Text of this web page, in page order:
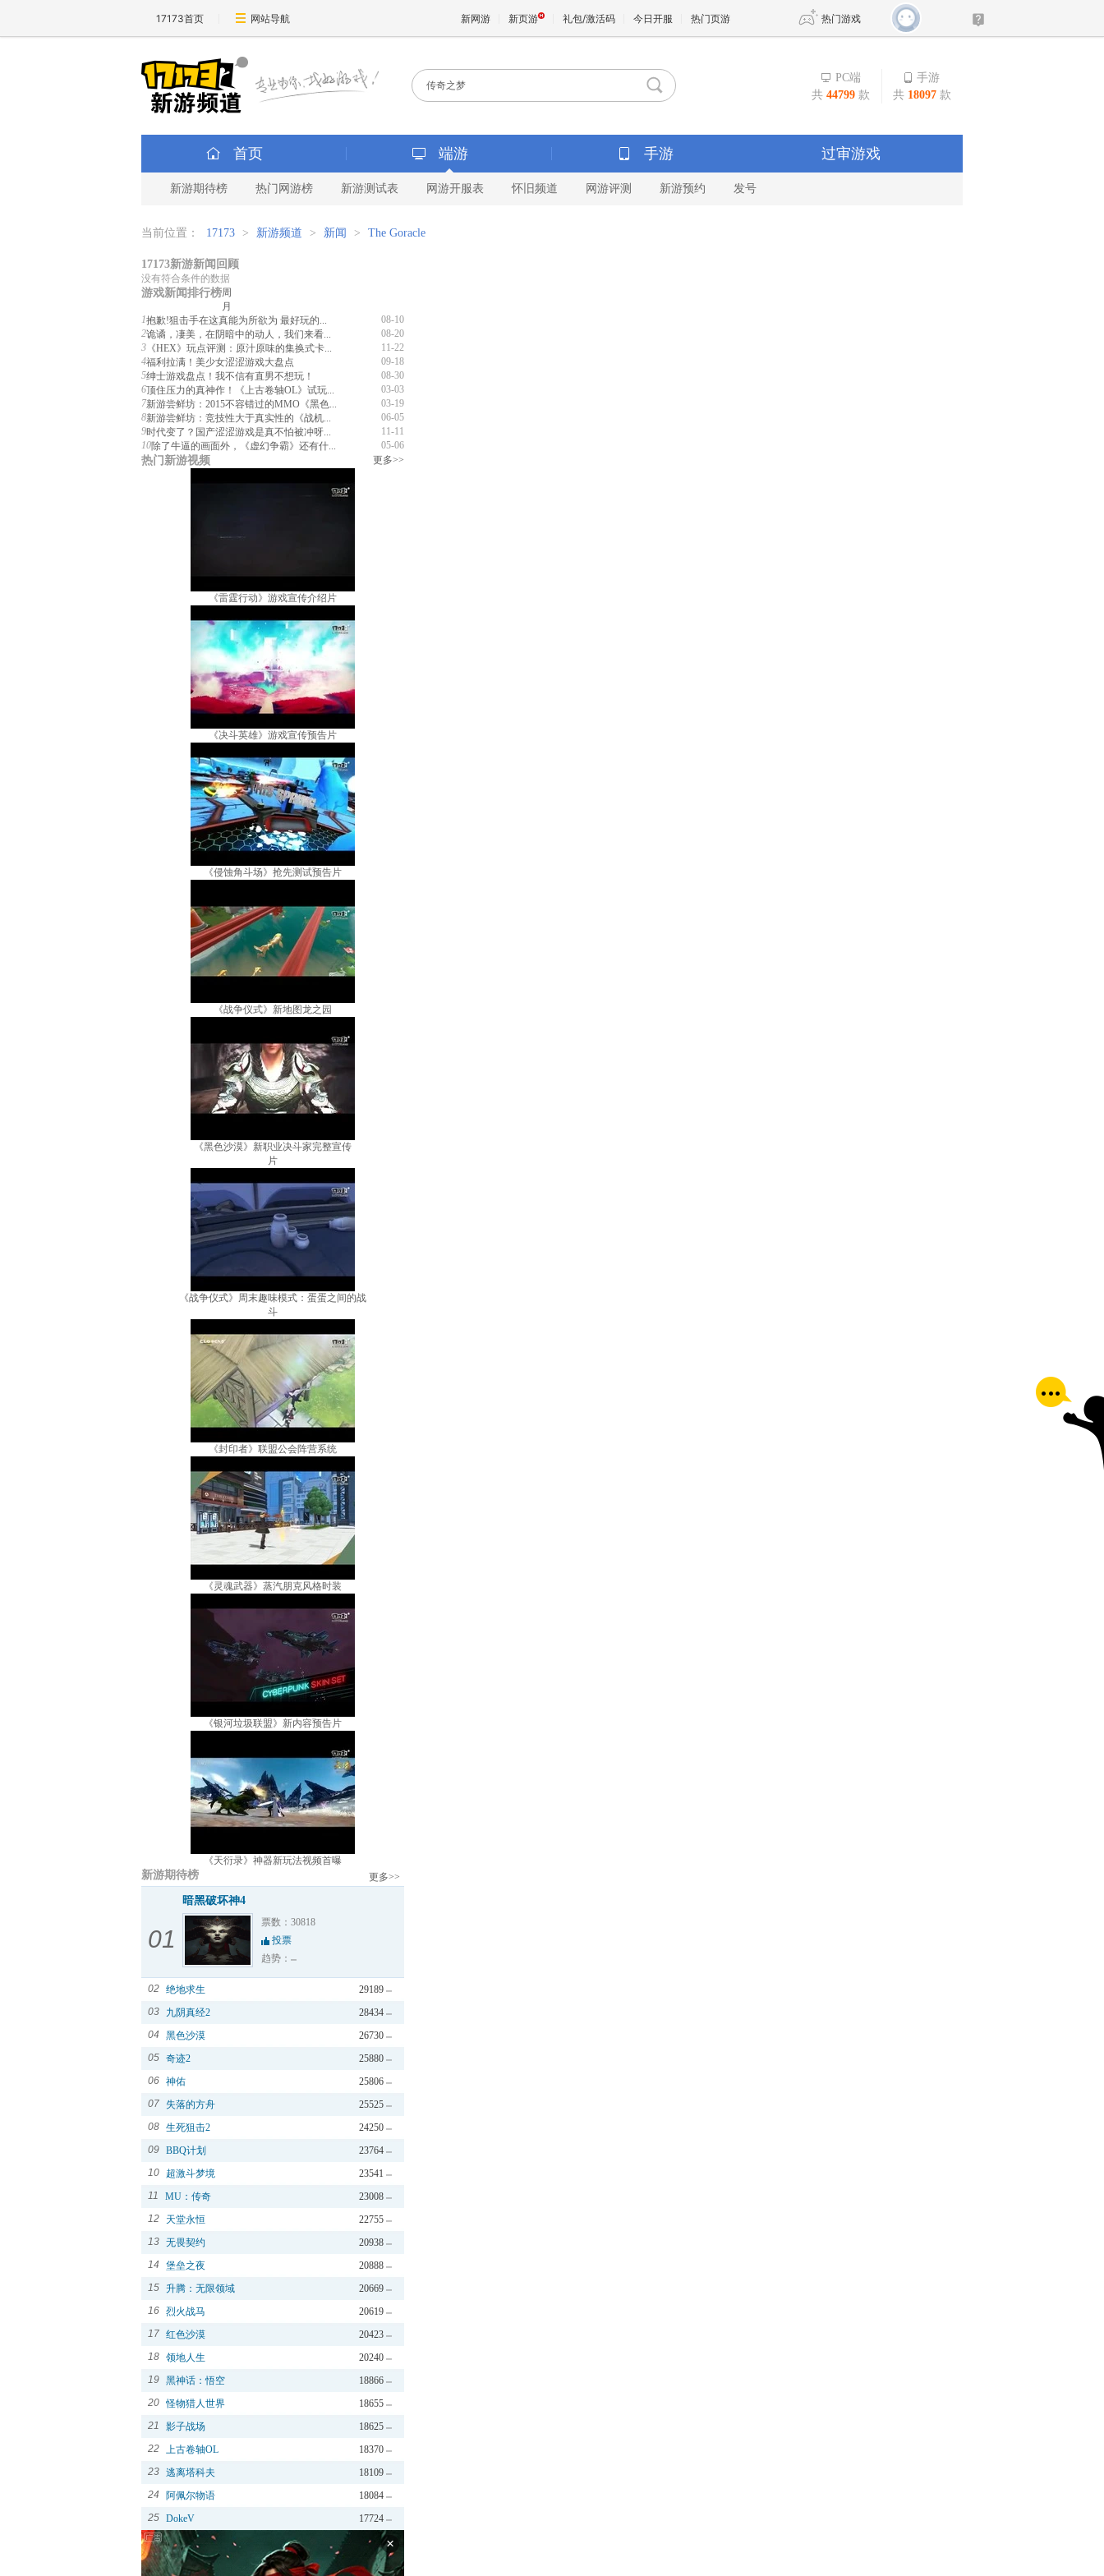
17173首页 网站导航 新网游 新页游 礼包/激活码 今日开服 热门页游 热门游戏
传奇4
新天龙八部
王权与自由
PC端
共 44799 款
手游
共 18097 款
首页 端游 手游 过审游戏
新游期待榜 热门网游榜 新游测试表 网游开服表 怀旧频道 网游评测 新游预约 发号
当前位置： 17173 > 新游频道 > 新闻 > The Goracle
17173新游新闻回顾
没有符合条件的数据
游戏新闻排行榜周
月
1
08-10
抱歉!狙击手在这真能为所欲为 最好玩的...
2
08-20
诡谲，凄美，在阴暗中的动人，我们来看...
3
11-22
《HEX》玩点评测：原汁原味的集换式卡...
4
09-18
福利拉满！美少女涩涩游戏大盘点
5
08-30
绅士游戏盘点！我不信有直男不想玩！
6
03-03
顶住压力的真神作！《上古卷轴OL》试玩...
7
03-19
新游尝鲜坊：2015不容错过的MMO《黑色...
8
06-05
新游尝鲜坊：竞技性大于真实性的《战机...
9
11-11
时代变了？国产涩涩游戏是真不怕被冲呀...
10
05-06
除了牛逼的画面外，《虚幻争霸》还有什...
热门新游视频 更多>>
《雷霆行动》游戏宣传介绍片
《决斗英雄》游戏宣传预告片
《侵蚀角斗场》抢先测试预告片
《战争仪式》新地图龙之园
《黑色沙漠》新职业决斗家完整宣传
片
《战争仪式》周末趣味模式：蛋蛋之间的战
斗
《封印者》联盟公会阵营系统
《灵魂武器》蒸汽朋克风格时装
《银河垃圾联盟》新内容预告片
《天衍录》神器新玩法视频首曝
新游期待榜 更多>>
01
暗黑破坏神4
票数：30818
投票
趋势：
02 29189
绝地求生
03
28434
九阴真经2
04
26730
黑色沙漠
05
25880
奇迹2
06
25806
神佑
07
25525
失落的方舟
08
24250
生死狙击2
09
23764
BBQ计划
10
23541
超激斗梦境
11
23008
MU：传奇
12
22755
天堂永恒
13
20938
无畏契约
14
20888
堡垒之夜
15
20669
升腾：无限领域
16
20619
烈火战马
17
20423
红色沙漠
18
20240
领地人生
19
18866
黑神话：悟空
20
18655
怪物猎人世界
21
18625
影子战场
22
18370
上古卷轴OL
23
18109
逃离塔科夫
24
18084
阿佩尔物语
25
17724
DokeV
×